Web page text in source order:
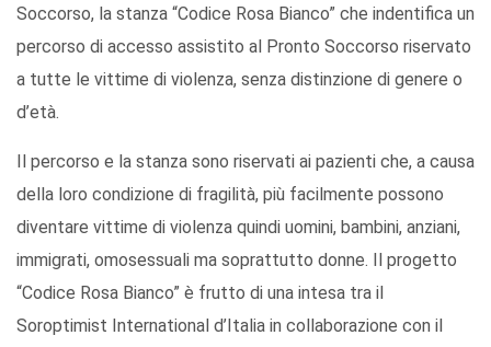
Soccorso, la stanza “Codice Rosa Bianco” che indentifica un
percorso di accesso assistito al Pronto Soccorso riservato
a tutte le vittime di violenza, senza distinzione di genere o
d’età.
Il percorso e la stanza sono riservati ai pazienti che, a causa
della loro condizione di fragilità, più facilmente possono
diventare vittime di violenza quindi uomini, bambini, anziani,
immigrati, omosessuali ma soprattutto donne. Il progetto
“Codice Rosa Bianco” è frutto di una intesa tra il
Soroptimist International d’Italia in collaborazione con il